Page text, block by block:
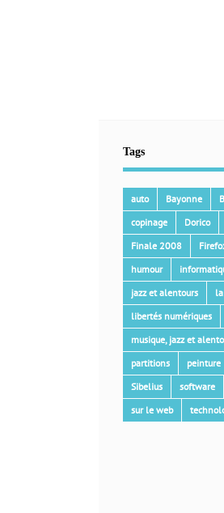
Tags
auto Bayonne
copinage
Dorico
Finale 2008
humour
jazz et alentours
libertés numériques
musique, jazz et
partitions
peinture
Sibelius
software
sur le web